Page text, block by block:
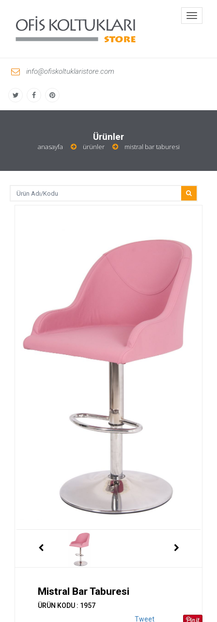
info@ofiskoltuklaristore.com
Toggle
Ürünler
anasayfa ürünler mistral bar taburesi
Mistral Bar Taburesi
ÜRÜN KODU : 1957
Tweet